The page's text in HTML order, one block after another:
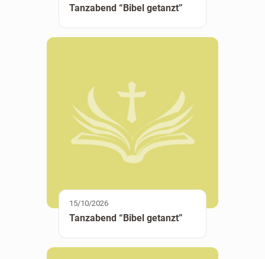
Tanzabend “Bibel getanzt”
15/10/2026
Tanzabend “Bibel getanzt”